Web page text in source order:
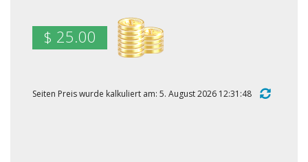
$ 25.00
Seiten Preis wurde kalkuliert am: 5. August 2026 12:31:48